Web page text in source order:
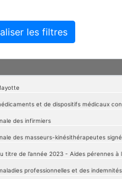
les filtres
et de dispositifs médicaux
des infirmiers
des masseurs-kinésithérapeutes
titre de l’année 2023 - Aides pérennes
professionnelles et des